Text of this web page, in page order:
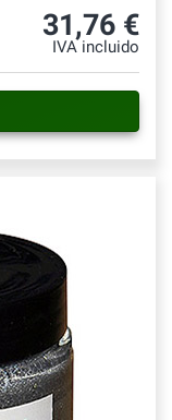
31,76 €
IVA incluido